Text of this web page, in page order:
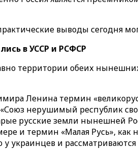
выводы сегодня
в УССР и РСФСР
территории обеих
Ленина термин
нерушимый республик
русские земли нынешней
и термин «Малая Русь»,
украинцев и